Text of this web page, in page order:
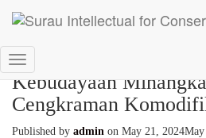
Toggle
Navigation
Kebudayaan
Cengkraman
Published by admin on May 21, 2024